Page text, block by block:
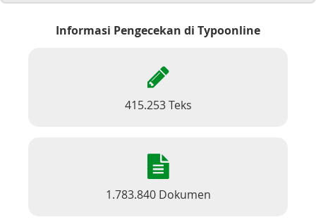
Informasi Pengecekan di Typoonline
415.253 Teks
1.783.840 Dokumen